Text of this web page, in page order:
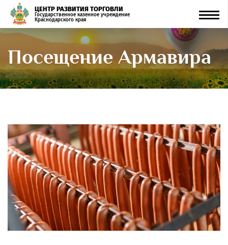
ЦЕНТР РАЗВИТИЯ ТОРГОВЛИ
Государственное казенное учреждение
Краснодарского края
Посещение Армавира